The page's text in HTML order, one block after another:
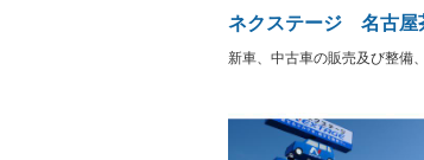
Bluetooth接続
－
ヘッドライトウォッシャ
ー
LEDヘッドランプ
ランフラットタイヤ
ネクステージ 名古屋
新車、中古車の販売及び整備